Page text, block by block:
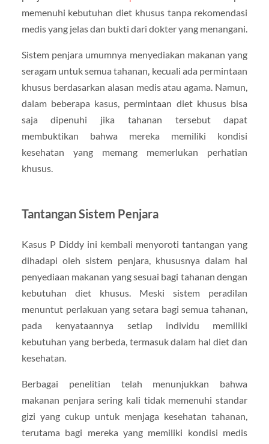
memenuhi kebutuhan diet khusus tanpa rekomendasi
medis yang jelas dan bukti dari dokter yang menangani.
Sistem penjara umumnya menyediakan makanan yang
seragam untuk semua tahanan, kecuali ada permintaan
khusus berdasarkan alasan medis atau agama. Namun,
dalam beberapa kasus, permintaan diet khusus bisa
saja dipenuhi jika tahanan tersebut dapat
membuktikan bahwa mereka memiliki kondisi
kesehatan yang memang memerlukan perhatian
khusus.
Tantangan Sistem Penjara
Kasus P Diddy ini kembali menyoroti tantangan yang
dihadapi oleh sistem penjara, khususnya dalam hal
penyediaan makanan yang sesuai bagi tahanan dengan
kebutuhan diet khusus. Meski sistem peradilan
menuntut perlakuan yang setara bagi semua tahanan,
pada kenyataannya setiap individu memiliki
kebutuhan yang berbeda, termasuk dalam hal diet dan
kesehatan.
Berbagai penelitian telah menunjukkan bahwa
makanan penjara sering kali tidak memenuhi standar
gizi yang cukup untuk menjaga kesehatan tahanan,
terutama bagi mereka yang memiliki kondisi medis